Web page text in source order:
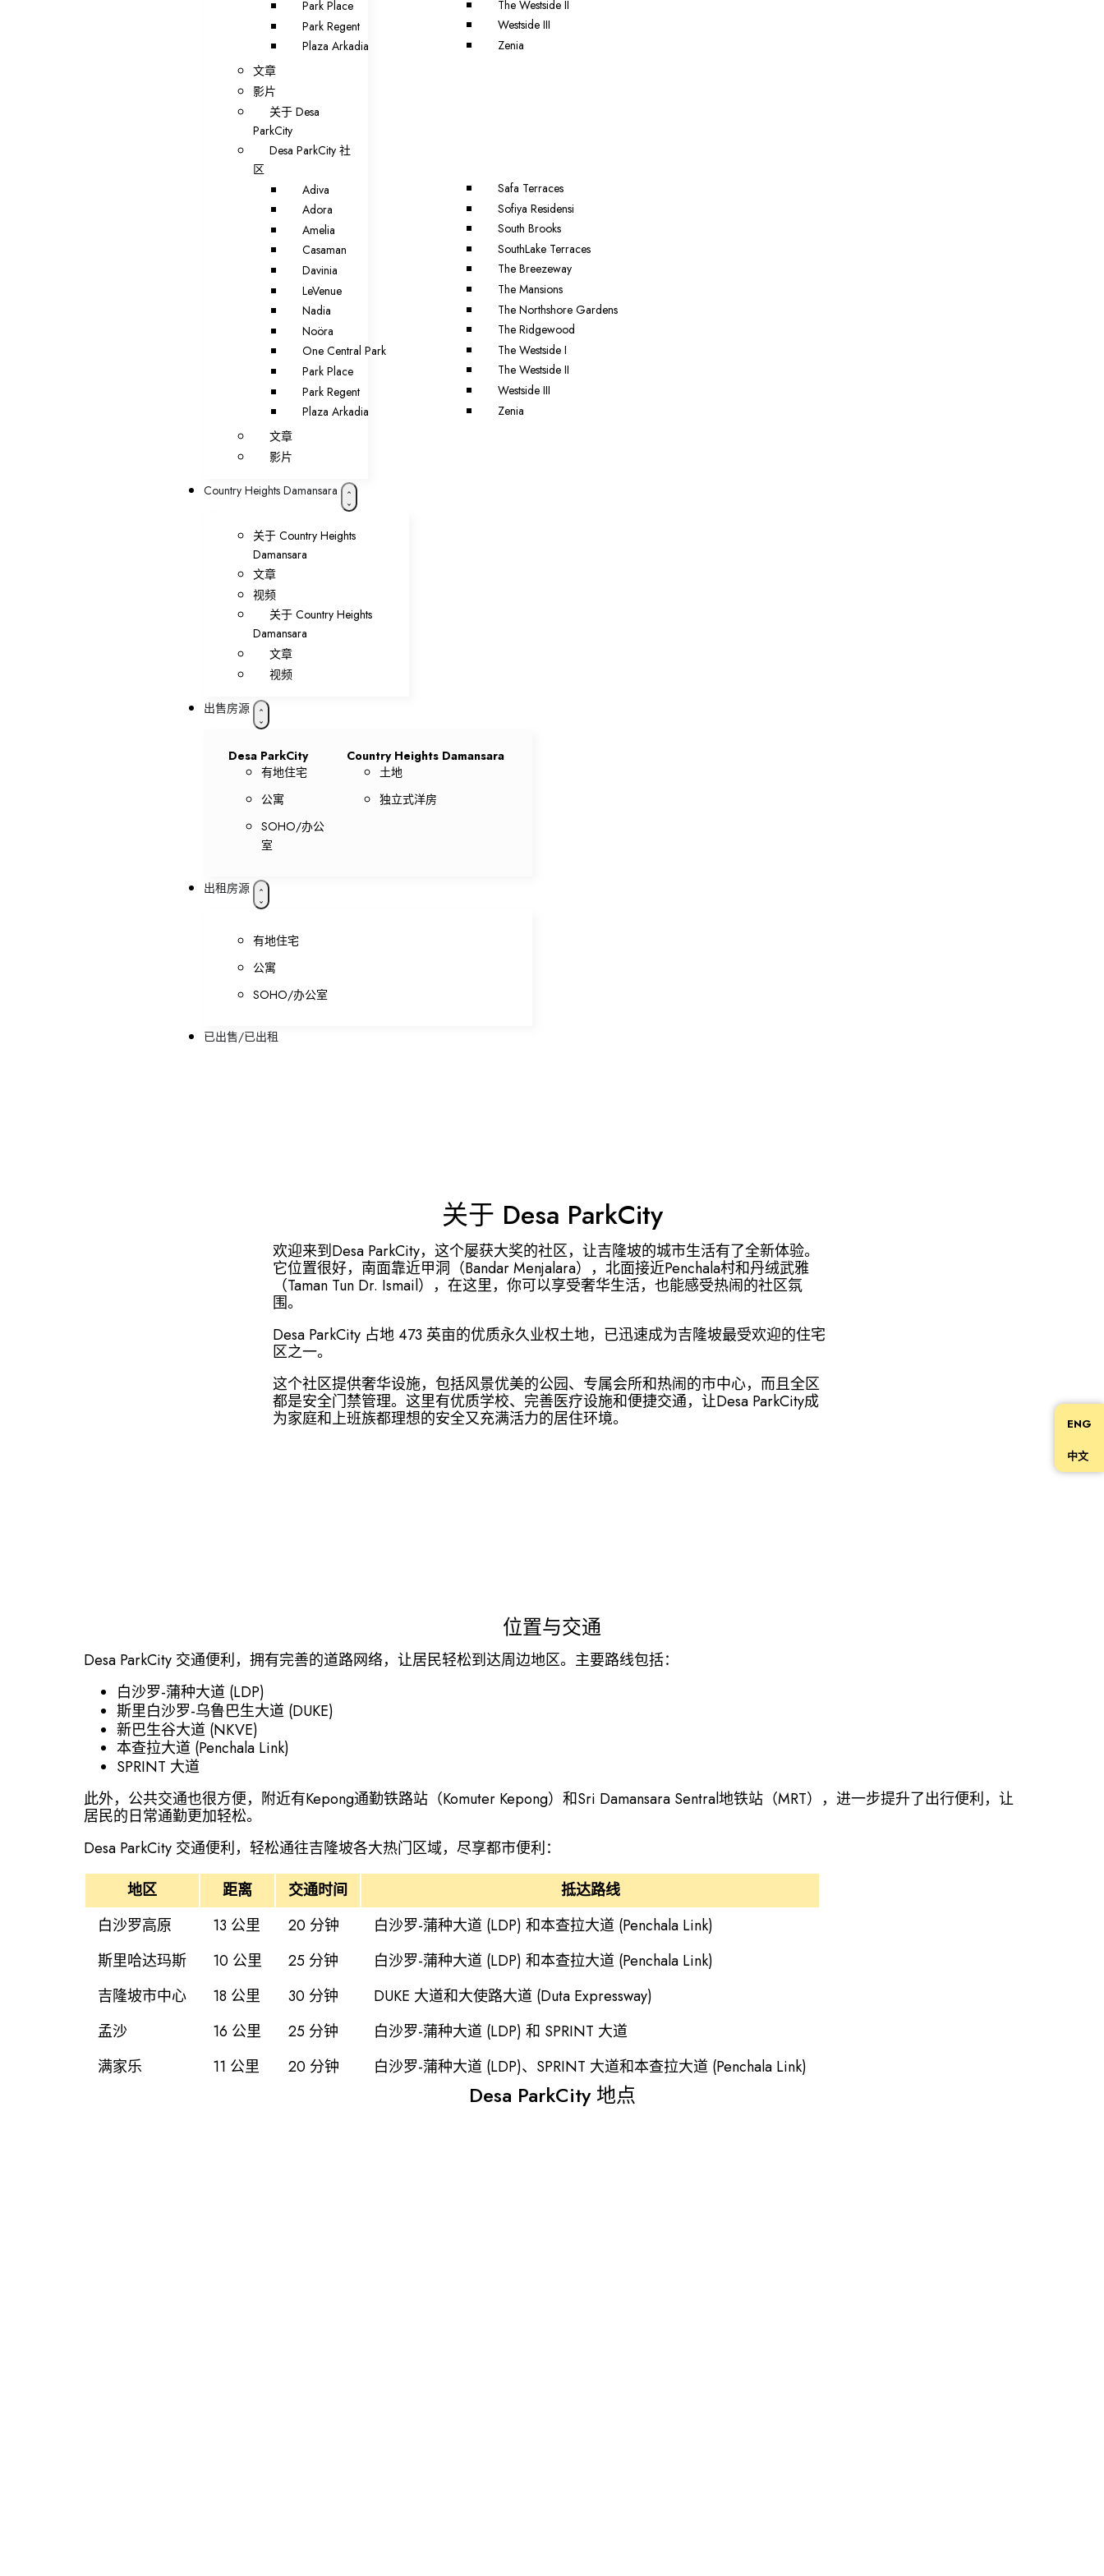
Park Place
Park Regent
Plaza Arkadia
The Westside II
Westside III
Zenia
文章
影片
关于 Desa
ParkCity
Desa ParkCity 社
区
Adiva
Adora
Amelia
Casaman
Davinia
LeVenue
Nadia
Noöra
One Central Park
Park Place
Park Regent
Plaza Arkadia
Safa Terraces
Sofiya Residensi
South Brooks
SouthLake Terraces
The Breezeway
The Mansions
The Northshore Gardens
The Ridgewood
The Westside I
The Westside II
Westside III
Zenia
文章
影片
Country Heights Damansara
关于 Country Heights
Damansara
文章
视频
关于 Country Heights
Damansara
文章
视频
出售房源
Desa ParkCity
有地住宅
公寓
SOHO/办公
室
Country Heights Damansara
土地
独立式洋房
出租房源
有地住宅
公寓
SOHO/办公室
已出售/已出租
关于 Desa ParkCity
欢迎来到Desa ParkCity，这个屡获大奖的社区，让吉隆坡的城市生活有了全新体验。
它位置很好，南面靠近甲洞（Bandar Menjalara），北面接近Penchala村和丹绒武雅
（Taman Tun Dr. Ismail），在这里，你可以享受奢华生活，也能感受热闹的社区氛
围。
Desa ParkCity 占地 473 英亩的优质永久业权土地，已迅速成为吉隆坡最受欢迎的住宅
区之一。
这个社区提供奢华设施，包括风景优美的公园、专属会所和热闹的市中心，而且全区
都是安全门禁管理。这里有优质学校、完善医疗设施和便捷交通，让Desa ParkCity成
为家庭和上班族都理想的安全又充满活力的居住环境。
位置与交通
Desa ParkCity 交通便利，拥有完善的道路网络，让居民轻松到达周边地区。主要路线包括：
白沙罗-蒲种大道 (LDP)
斯里白沙罗-乌鲁巴生大道 (DUKE)
新巴生谷大道 (NKVE)
本查拉大道 (Penchala Link)
SPRINT 大道
此外，公共交通也很方便，附近有Kepong通勤铁路站（Komuter Kepong）和Sri Damansara Sentral地铁站（MRT），进一步提升了出行便利，让
居民的日常通勤更加轻松。
Desa ParkCity 交通便利，轻松通往吉隆坡各大热门区域，尽享都市便利：
地区
距离 交通时间
抵达路线
白沙罗高原
13 公里 20 分钟
白沙罗-蒲种大道 (LDP) 和本查拉大道 (Penchala Link)
斯里哈达玛斯
10 公里 25 分钟
白沙罗-蒲种大道 (LDP) 和本查拉大道 (Penchala Link)
吉隆坡市中心
18 公里 30 分钟
DUKE 大道和大使路大道 (Duta Expressway)
孟沙
16 公里 25 分钟
白沙罗-蒲种大道 (LDP) 和 SPRINT 大道
满家乐
11 公里 20 分钟 白沙罗-蒲种大道 (LDP)、SPRINT 大道和本查拉大道 (Penchala Link)
Desa ParkCity 地点
ENG
中文